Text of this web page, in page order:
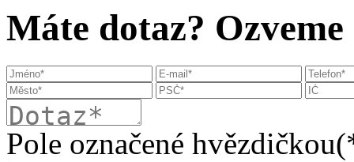
Máte dotaz? Ozveme
Pole označené